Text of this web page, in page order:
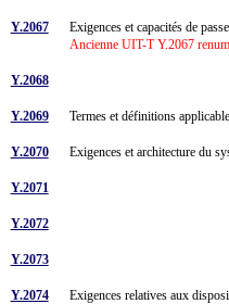
Y.2067
Exigences et capacités de
Ancienne UIT-T Y.2067
Y.2068
Y.2069 Termes et définitions
Y.2070 Exigences et architecture du
Y.2071
Y.2072
Y.2073
Y.2074 Exigences relatives aux